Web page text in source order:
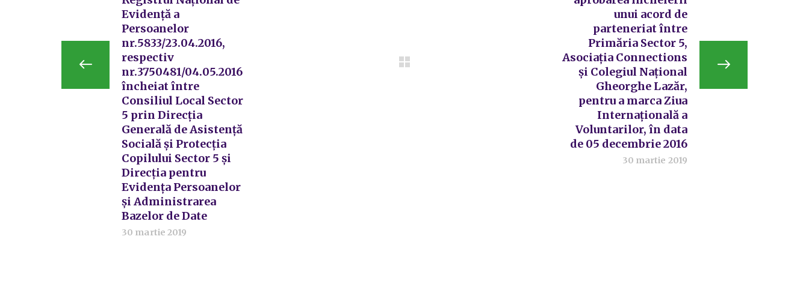
Evidenţă a
Persoanelor
nr.5833/23.04.2016,
respectiv
nr.3750481/04.05.2016
încheiat între
Consiliul Local Sector
5 prin Direcţia
Generală de Asistenţă
Socială şi Protecţia
Copilului Sector 5 şi
Direcţia pentru
Evidenţa Persoanelor
şi Administrarea
Bazelor de Date
30 martie 2019
unui acord de
parteneriat între
Primăria Sector 5,
Asociația Connections
și Colegiul Național
Gheorghe Lazăr,
pentru a marca Ziua
Internațională a
Voluntarilor, în data
de 05 decembrie 2016
30 martie 2019